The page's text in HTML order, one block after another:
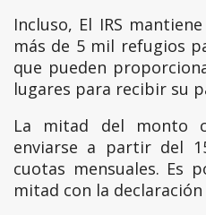
Incluso, El IRS
más de 5 mil refugios
que pueden
lugares para recibir su
La mitad del monto
enviarse a partir del
cuotas mensuales. Es
mitad con la